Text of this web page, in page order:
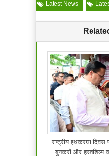
Latest News
राष्ट्रीय हथकरघा दिवस
बुनकरों और हस्तशिल्प